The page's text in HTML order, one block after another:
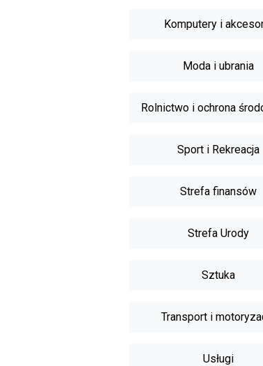
Komputery i
Moda i ubrania
Rolnictwo i ochrona
Sport i Rekreacja
Strefa finansów
Strefa Urody
Sztuka
Transport i
Usługi